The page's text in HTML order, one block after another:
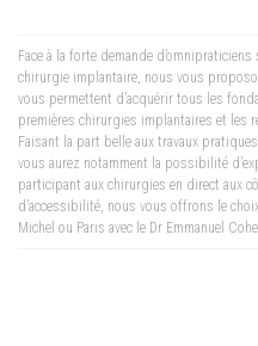
Face à la forte demande
chirurgie implantaire, nous vous
vous permettent d’acquérir tous les
premières chirurgies implantaires et
Faisant la part belle aux travaux
vous aurez notamment la possibilité
participant aux chirurgies en direct aux
d’accessibilité, nous vous offrons le
Michel ou Paris avec le Dr Emmanuel